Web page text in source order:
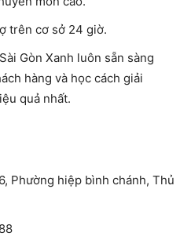
trên cơ sở 24 giờ.
Gòn Xanh luôn sẵn sàng
hàng và học cách giải
quả nhất.
Phường hiệp bình chánh, Thủ